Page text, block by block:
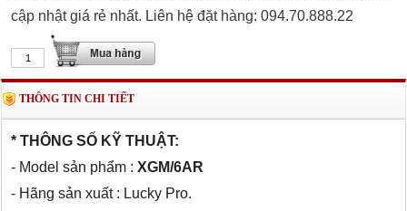
cập nhật giá rẻ nhất. Liên hệ đặt hàng: 094.70.888.22
THÔNG TIN CHI TIẾT
* THÔNG SỐ KỸ THUẬT:
- Model sản phẩm : XGM/6AR
- Hãng sản xuất : Lucky Pro.